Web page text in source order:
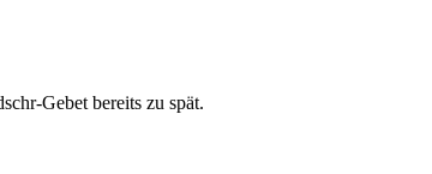
Gebet bereits zu spät.